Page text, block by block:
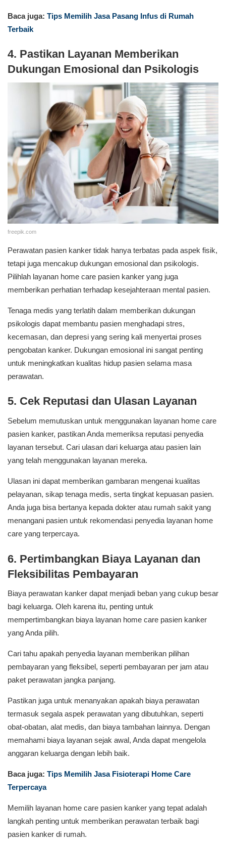
Baca juga: Tips Memilih Jasa Pasang Infus di Rumah
Terbaik
4. Pastikan Layanan Memberikan
Dukungan Emosional dan Psikologis
freepik.com
Perawatan pasien kanker tidak hanya terbatas pada aspek fisik,
tetapi juga mencakup dukungan emosional dan psikologis.
Pilihlah layanan home care pasien kanker yang juga
memberikan perhatian terhadap kesejahteraan mental pasien.
Tenaga medis yang terlatih dalam memberikan dukungan
psikologis dapat membantu pasien menghadapi stres,
kecemasan, dan depresi yang sering kali menyertai proses
pengobatan kanker. Dukungan emosional ini sangat penting
untuk meningkatkan kualitas hidup pasien selama masa
perawatan.
5. Cek Reputasi dan Ulasan Layanan
Sebelum memutuskan untuk menggunakan layanan home care
pasien kanker, pastikan Anda memeriksa reputasi penyedia
layanan tersebut. Cari ulasan dari keluarga atau pasien lain
yang telah menggunakan layanan mereka.
Ulasan ini dapat memberikan gambaran mengenai kualitas
pelayanan, sikap tenaga medis, serta tingkat kepuasan pasien.
Anda juga bisa bertanya kepada dokter atau rumah sakit yang
menangani pasien untuk rekomendasi penyedia layanan home
care yang terpercaya.
6. Pertimbangkan Biaya Layanan dan
Fleksibilitas Pembayaran
Biaya perawatan kanker dapat menjadi beban yang cukup besar
bagi keluarga. Oleh karena itu, penting untuk
mempertimbangkan biaya layanan home care pasien kanker
yang Anda pilih.
Cari tahu apakah penyedia layanan memberikan pilihan
pembayaran yang fleksibel, seperti pembayaran per jam atau
paket perawatan jangka panjang.
Pastikan juga untuk menanyakan apakah biaya perawatan
termasuk segala aspek perawatan yang dibutuhkan, seperti
obat-obatan, alat medis, dan biaya tambahan lainnya. Dengan
memahami biaya layanan sejak awal, Anda dapat mengelola
anggaran keluarga dengan lebih baik.
Baca juga: Tips Memilih Jasa Fisioterapi Home Care
Terpercaya
Memilih layanan home care pasien kanker yang tepat adalah
langkah penting untuk memberikan perawatan terbaik bagi
pasien kanker di rumah.